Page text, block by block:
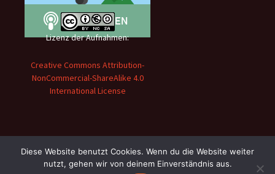
Lizenz der Aufnahmen:
Creative Commons Attribution-
NonCommercial-ShareAlike 4.0
International License
Diese Website benutzt Cookies. Wenn du die Website weiter
nutzt, gehen wir von deinem Einverständnis aus.